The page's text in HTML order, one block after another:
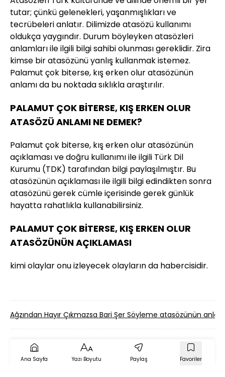
tutar; çünkü gelenekleri, yaşanmışlıkları ve
tecrübeleri anlatır. Dilimizde atasözü kullanımı
oldukça yaygındır. Durum böyleyken atasözleri
anlamları ile ilgili bilgi sahibi olunması gereklidir. Zira
kimse bir atasözünü yanlış kullanmak istemez.
Palamut çok biterse, kış erken olur atasözünün
anlamı da bu noktada sıklıkla araştırılır.
PALAMUT ÇOK BİTERSE, KIŞ ERKEN OLUR
ATASÖZÜ ANLAMI NE DEMEK?
Palamut çok biterse, kış erken olur atasözünün
açıklaması ve doğru kullanımı ile ilgili Türk Dil
Kurumu (TDK) tarafından bilgi paylaşılmıştır. Bu
atasözünün açıklaması ile ilgili bilgi edindikten sonra
atasözünü gerek cümle içerisinde gerek günlük
hayatta rahatlıkla kullanabilirsiniz.
PALAMUT ÇOK BİTERSE, KIŞ ERKEN OLUR
ATASÖZÜNÜN AÇIKLAMASI
kimi olaylar onu izleyecek olayların da habercisidir.
Ağzından Hayır Çıkmazsa Bari Şer Söyleme atasözünün
Ana Sayfa Yazı Boyutu Paylaş Favoriler